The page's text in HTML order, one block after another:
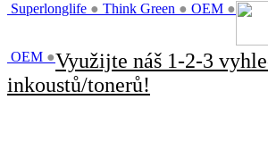
Superlonglife ● Think Green ● OEM ●
OEM ●Využijte náš 1-2-3
inkoustů/tonerů!